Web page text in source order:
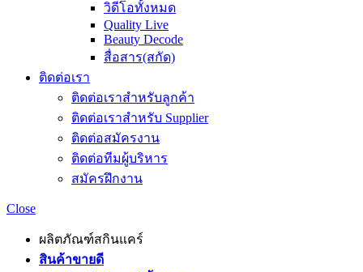
วิดีโอทั้งหมด
Quality Live
Beauty Decode
สื่อสาร(สกัด)
ติดต่อเรา
ติดต่อเราสำหรับลูกค้า
ติดต่อเราสำหรับ Supplier
ติดต่อสมัครงาน
ติดต่อทีมผู้บริหาร
สมัครฝึกงาน
Close
ผลิตภัณฑ์สกินแคร์
สินค้าขายดี